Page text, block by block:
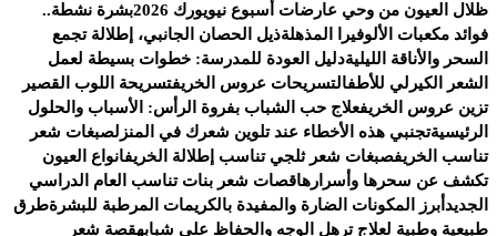
ظلال العيون من وحي عارضات أسبوع نيويورك 2026
بشرة نشطة..
فوائد مكعبات الألوفيرا المذهلةذيل الحصان الجانبي، إطلالة تجمع
السحر والأناقة الليليةدليل العودة للمدرسة: خطوات بسيطة لعمل
الشعر الكيرلي للأطفالتسريحات عروس الخريفتسريحة اللوب القصير
تزين عروس الخريفعلاج حب الشباب بفروة الرأس: الأسباب والحلول
الرئيسيةتجنبي هذه الأخطاء عند تلوين شعرك في المنزلصبغات شعر
تناسب الخريفصبغات شعر ثلجي تناسب إطلالة الخريفانواع العيون
تكشف عن سحرها وأسرارهاقصات شعر بنات تناسب العام الدراسي
الجديد أبرز المكونات الضارة والمفيدة بالكريمات المرطبة للبشرةطرق
طبيعية وطبية لعلاج ترهل الوجه والحفاظ على شبابهقصة شعر